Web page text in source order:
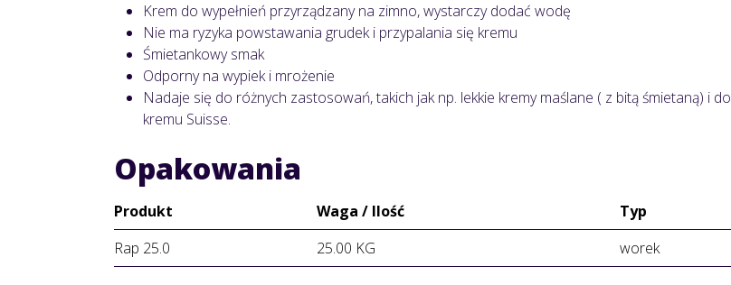
Krem do wypełnień przyrządzany na zimno, wystarczy dodać wodę
Nie ma ryzyka powstawania grudek i przypalania się kremu
Śmietankowy smak
Odporny na wypiek i mrożenie
Nadaje się do różnych zastosowań, takich jak np. lekkie kremy maślane ( z bitą śmietaną) i do
kremu Suisse.
Opakowania
Produkt Waga / Ilość
Typ
Rap 25.0
25.00 KG worek